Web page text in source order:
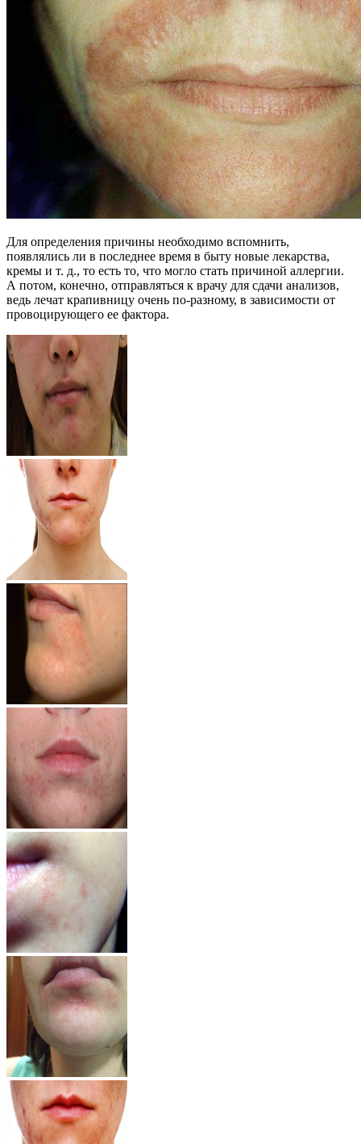
Для определения причины необходимо вспомнить,
появлялись ли в последнее время в быту новые лекарства,
кремы и т. д., то есть то, что могло стать причиной аллергии.
А потом, конечно, отправляться к врачу для сдачи анализов,
ведь лечат крапивницу очень по-разному, в зависимости от
провоцирующего ее фактора.